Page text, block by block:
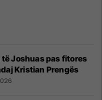
të Joshuas pas fitores
Kristian Prengës